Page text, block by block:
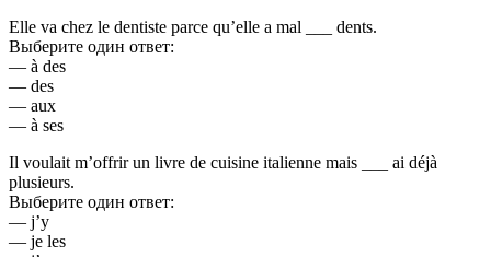
Elle va chez le dentiste parce qu’elle a mal ___ dents.
Выберите один ответ:
— à des
— des
— aux
— à ses
Il voulait m’offrir un livre de cuisine italienne mais ___ ai déjà
plusieurs.
Выберите один ответ:
— j’y
— je les